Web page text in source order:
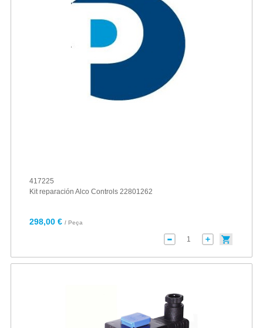
417225
Kit reparación Alco Controls 22801262
298,00 € / Peça